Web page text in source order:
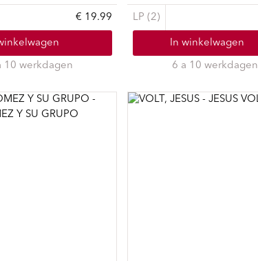
€ 19.99
10 werkdagen
LP (2)
In winkelwagen
6 a 10 werkdagen